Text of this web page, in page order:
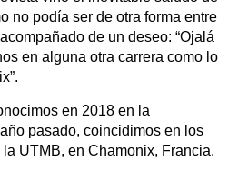
no podía ser de otra forma entre
de un deseo: “Ojalá
en alguna otra carrera como lo
en 2018 en la
pasado, coincidimos en los
UTMB, en Chamonix, Francia.